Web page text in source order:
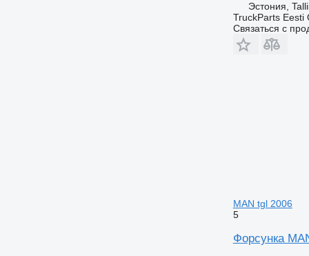
Эстония,
TruckParts Eesti
Связаться с
MAN tgl 2006
5
Форсунка